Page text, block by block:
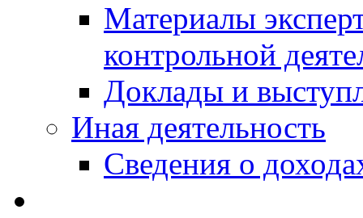
Материалы
контрольной
Доклады и
Иная деятельность
Сведения о